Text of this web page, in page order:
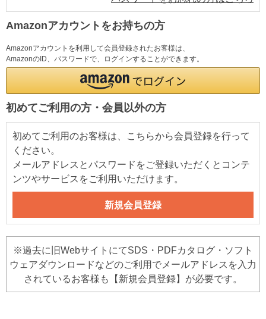
Amazonアカウントをお持ちの方
Amazonアカウントを利用して会員登録されたお客様は、
AmazonのID、パスワードで、ログインすることができます。
初めてご利用の方・会員以外の方
初めてご利用のお客様は、こちらから会員登録を行って
ください。
メールアドレスとパスワードをご登録いただくとコンテ
ンツやサービスをご利用いただけます。
※過去に旧WebサイトにてSDS・PDFカタログ・ソフト
ウェアダウンロードなどのご利用でメールアドレスを入力
されているお客様も【新規会員登録】が必要です。